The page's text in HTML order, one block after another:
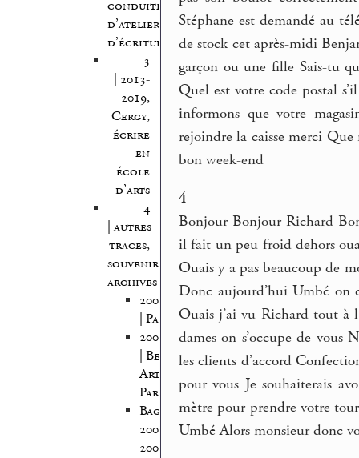
conduite
d’atelier
d’écriture
3
| 2013-
2019,
Cergy,
écrire
en
école
d’arts
4
| autres
traces,
souvenirs,
archives
2005/2006
| Pantin
2005/2007
| Beaux
Arts
Paris
Bagnolet
2008-
2009
Stéphane est demandé au
de stock cet après-midi
garçon ou une fille Sais-tu
Quel est votre code postal
informons que votre
rejoindre la caisse merci
bon week-end
4
Bonjour Bonjour Richard
il fait un peu froid dehors
Ouais y a pas beaucoup de
Donc aujourd’hui Umbé
Ouais j’ai vu Richard tout à
dames on s’occupe de vous
les clients d’accord
pour vous Je souhaiterais
mètre pour prendre votre
Umbé Alors monsieur donc